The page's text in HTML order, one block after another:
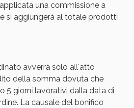
una commissione a
si aggiungerà al totale prodotti
avverrà solo all'atto
della somma dovuta che
5 giorni lavorativi dalla data di
La causale del bonifico
Sconto fino al 55% valido
oggi!